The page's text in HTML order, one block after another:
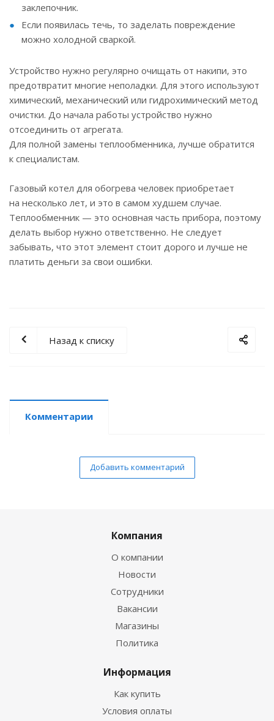
заклепочник.
Если появилась течь, то заделать повреждение
можно холодной сваркой.
Устройство нужно регулярно очищать от накипи, это
предотвратит многие неполадки. Для этого используют
химический, механический или гидрохимический метод
очистки. До начала работы устройство нужно
отсоединить от агрегата.
Для полной замены теплообменника, лучше обратится
к специалистам.
Газовый котел для обогрева человек приобретает
на несколько лет, и это в самом худшем случае.
Теплообменник — это основная часть прибора, поэтому
делать выбор нужно ответственно. Не следует
забывать, что этот элемент стоит дорого и лучше не
платить деньги за свои ошибки.
Назад к списку
Комментарии
Добавить комментарий
Компания
О компании
Новости
Сотрудники
Вакансии
Магазины
Политика
Информация
Как купить
Условия оплаты